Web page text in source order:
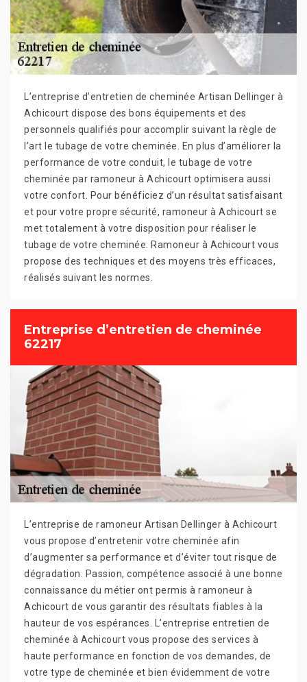
L’entreprise d’entretien de cheminée Artisan Dellinger à
Achicourt dispose des bons équipements et des
personnels qualifiés pour accomplir suivant la règle de
l’art le tubage de votre cheminée. En plus d’améliorer la
performance de votre conduit, le tubage de votre
cheminée par ramoneur à Achicourt optimisera aussi
votre confort. Pour bénéficiez d’un résultat satisfaisant
et pour votre propre sécurité, ramoneur à Achicourt se
met totalement à votre disposition pour réaliser le
tubage de votre cheminée. Ramoneur à Achicourt vous
propose des techniques et des moyens très efficaces,
réalisés suivant les normes.
Entreprise d’entretien de cheminée
62217
L’entreprise de ramoneur Artisan Dellinger à Achicourt
vous propose d’entretenir votre cheminée afin
d’augmenter sa performance et d’éviter tout risque de
dégradation. Passion, compétence associé à une bonne
connaissance du métier ont permis à ramoneur à
Achicourt de vous garantir des résultats fiables à la
hauteur de vos espérances. L’entreprise entretien de
cheminée à Achicourt vous propose des services à
haute performance en fonction de vos demandes, de
votre type de cheminée et bien évidemment de votre